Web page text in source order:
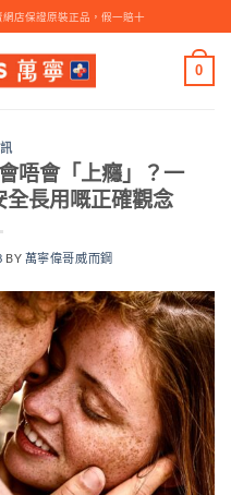
店保證原裝正品，假一賠十
0
唔會「上癮」？一
全長用嘅正確觀念
BY 萬寧偉哥威而鋼